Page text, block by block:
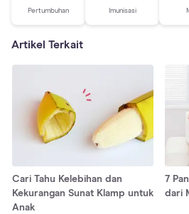
Pertumbuhan Imunisasi
Artikel Terkait
Cari Tahu Kelebihan dan
Kekurangan Sunat Klamp untuk
Anak
7
dari